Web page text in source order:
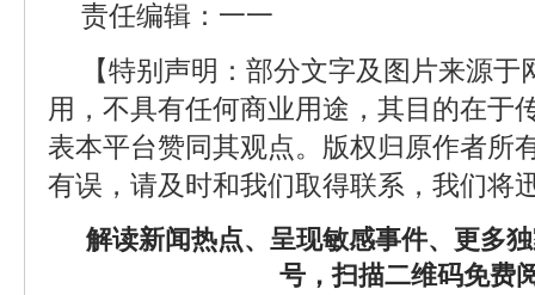
责任编辑：一一
【特别声明：部分文字及图片来源
用，不具有任何商业用途，其目的在于
表本平台赞同其观点。版权归原作者所
有误，请及时和我们取得联系，我们将
解读新闻热点、呈现敏感事件、更多
号，扫描二维码免费